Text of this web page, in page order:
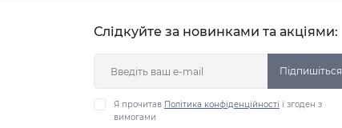
Слідкуйте за новинками та акціями:
Підпишіться
Я прочитав Політика конфіденційності і згоден з
вимогами